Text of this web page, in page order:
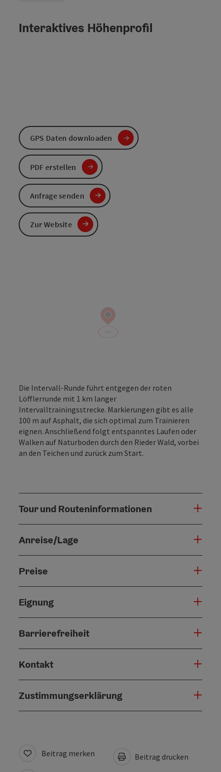
Die Intervall-Runde führt entgegen der roten
Löfflerrunde mit 1 km langer
Intervalltrainingsstrecke. Markierungen gibt es alle
100 m auf Asphalt, die sich optimal zum Trainieren
eignen. Anschließend folgt entspanntes Laufen oder
Walken auf Naturboden durch den Rieder Wald, vorbei
an den Teichen und zurück zum Start.
Tour und Routeninformationen
Anreise/Lage
Preise
Eignung
Barrierefreiheit
Kontakt
Zustimmungserklärung
Interaktives Höhenprofil
GPS Daten downloaden
PDF erstellen
Anfrage senden
Zur Website
Beitrag merken Beitrag drucken